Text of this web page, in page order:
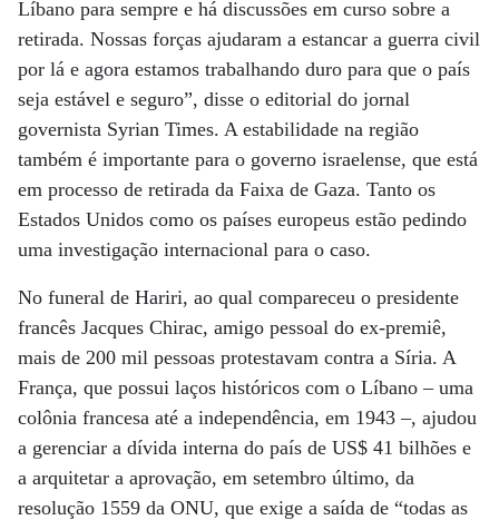
Líbano para sempre e há discussões em curso sobre a
retirada. Nossas forças ajudaram a estancar a guerra civil
por lá e agora estamos trabalhando duro para que o país
seja estável e seguro”, disse o editorial do jornal
governista Syrian Times. A estabilidade na região
também é importante para o governo israelense, que está
em processo de retirada da Faixa de Gaza. Tanto os
Estados Unidos como os países europeus estão pedindo
uma investigação internacional para o caso.
No funeral de Hariri, ao qual compareceu o presidente
francês Jacques Chirac, amigo pessoal do ex-premiê,
mais de 200 mil pessoas protestavam contra a Síria. A
França, que possui laços históricos com o Líbano – uma
colônia francesa até a independência, em 1943 –, ajudou
a gerenciar a dívida interna do país de US$ 41 bilhões e
a arquitetar a aprovação, em setembro último, da
resolução 1559 da ONU, que exige a saída de “todas as